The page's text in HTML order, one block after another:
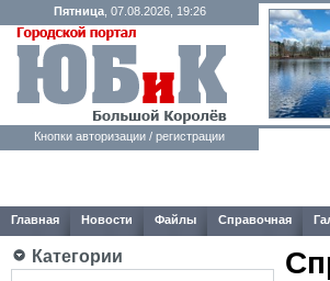
Пятница, 07.08.2026, 19:26
Кнопки авторизации / регистрации
Главная Новости Файлы Справочная
Категории